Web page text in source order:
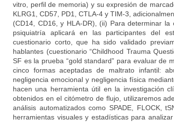
vitro, perfil de memoria) y su expresión de
KLRG1, CD57, PD1, CTLA-4 y TIM-3,
(CD14, CD16, y HLA-DR), (ii) Para determinar
psiquiatría aplicará en las participantes del
cuestionario corto, que ha sido validado
hablantes (cuestionario “Childhood Trauma
SF es la prueba “gold standard” para evaluar de
cinco formas aceptadas de maltrato infantil:
negligencia emocional y negligencia física
hacen una herramienta útil en la investigación
obtenidos en el citómetro de flujo, utilizaremos
análisis automatizados como SPADE, FLOCK,
herramientas visuales y estadísticas para